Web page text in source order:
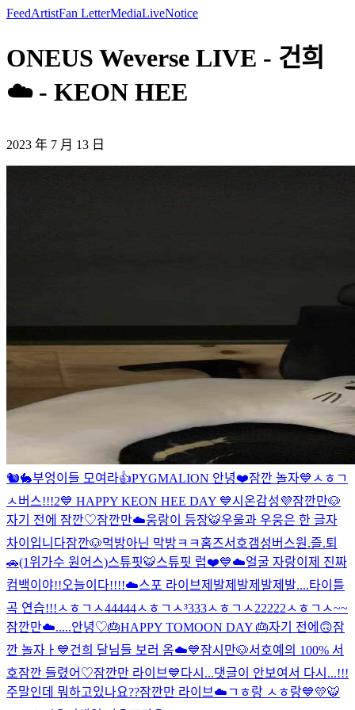
FeedArtistFan LetterMediaLiveNotice
ONEUS Weverse LIVE - 건희
☁️ - KEON HEE
2023 年 7 月 13 日
🐿🐇부엉이들 모여라👍PYGMALION 안녕❤️잠깐 놀자💙 ㅅㅎㄱ
ㅅ버스!!!2💙 HAPPY KEON HEE DAY 💙시온감성💜잠깐만🐶
자기 전에 잠깐♡잠깐만☁️웅랑이 등장🐯우울과 우웅은 한 글자
차이입니다잠깐🐶먹방아닌 막방ㅋㅋ홈즈서호갬성버스원.즐.퇴
🚗(1위가수 원어스)스튜핏🐯스튜핏 럽❤️💙☁️얼굴 자랑이제 진짜
컴백이야!!오늘이다!!!!☁️스포 라이브제발제발제발제발....타이틀
곡 연습!!!ㅅㅎㄱㅅ44444ㅅㅎㄱㅅ³333ㅅㅎㄱㅅ22222ㅅㅎㄱㅅ~~
잠깐만☁️.....안녕♡🎂HAPPY TOMOON DAY 🎂자기 전에🙃잠
깐 놀자ㅏ💙건희 달님들 보러 옴☁️💙잠시만🐶서호예의 100% 서
호잠깐 들렸어♡잠깐만 라이브💙다시...댓글이 안보여서 다시...!!!
주말인데 뭐하고있나요??잠깐만 라이브☁️ㄱㅎ랑 ㅅㅎ랑💙💛🐯